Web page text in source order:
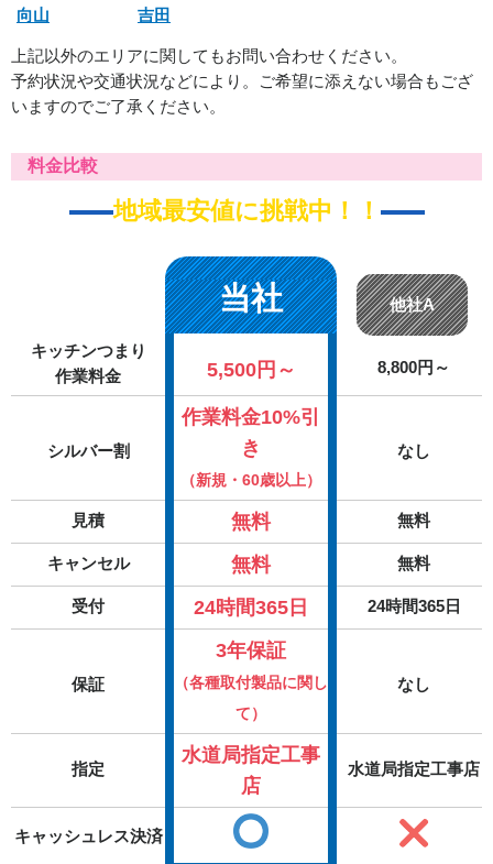
向山
吉田
上記以外のエリアに関してもお問い合わせください。
予約状況や交通状況などにより。ご希望に添えない場合もござ
いますのでご了承ください。
料金比較
地域最安値に挑戦中！！
当社 他社A
キッチンつまり
作業料金
5,500円～ 8,800円～
シルバー割
作業料金10%引
き
（新規・60歳以上）
なし
見積 無料 無料
キャンセル 無料 無料
受付 24時間365日 24時間365日
保証
3年保証
（各種取付製品に関し
て）
なし
指定
水道局指定工事
店
水道局指定工事店
キャッシュレス決済